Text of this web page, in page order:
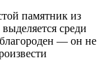
памятник из
выделяется среди
благороден — он не